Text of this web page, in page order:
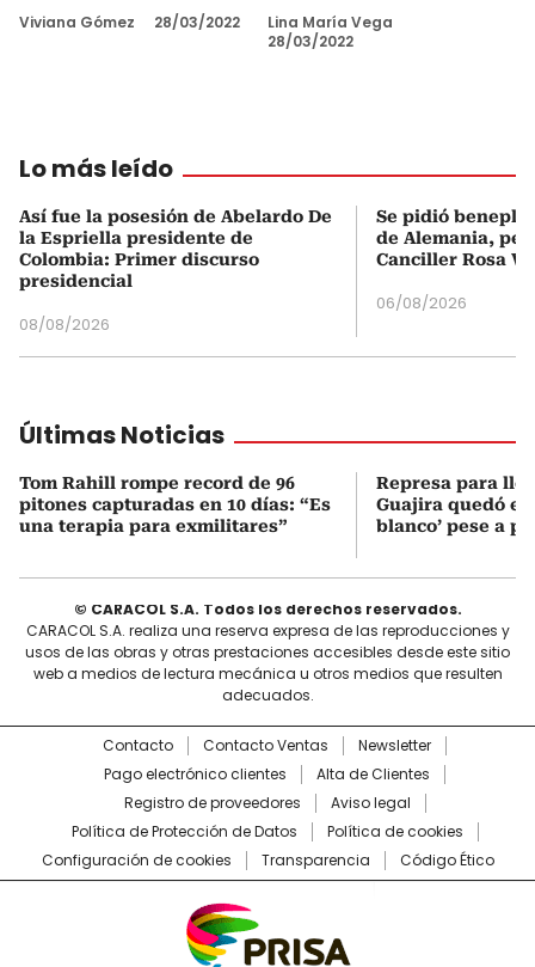
Viviana Gómez 28/03/2022
Lina María Vega
28/03/2022
Lo más leído
Así fue la posesión de Abelardo De
la Espriella presidente de
Colombia: Primer discurso
presidencial
08/08/2026
Se pidió
de Alemania,
Canciller Rosa
06/08/2026
Últimas Noticias
Tom Rahill rompe record de 96
pitones capturadas en 10 días: “Es
una terapia para exmilitares”
Represa para
Guajira quedó en
blanco’ pese a
© CARACOL S.A. Todos los derechos reservados.
CARACOL S.A. realiza una reserva expresa de las reproducciones y
usos de las obras y otras prestaciones accesibles desde este sitio
web a medios de lectura mecánica u otros medios que resulten
adecuados.
Contacto Contacto Ventas
Newsletter
Pago electrónico clientes
Alta de Clientes
Registro de proveedores
Aviso legal
Política de Protección de Datos
Política de cookies
Configuración de cookies
Transparencia Código Ético